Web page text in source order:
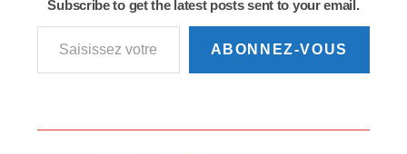
du module Objectif
Subscribe to get the latest posts sent to your email.
Saisissez votre adresse e-mail…
ABONNEZ-VOUS